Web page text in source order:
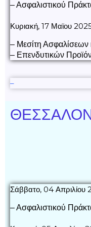
– Ασφαλιστικού
Κυριακή, 17 Μαϊου
– Μεσίτη Ασφαλίσεων
– Επενδυτικών
–
Σάββατο, 04 Απριλίου
– Ασφαλιστικού